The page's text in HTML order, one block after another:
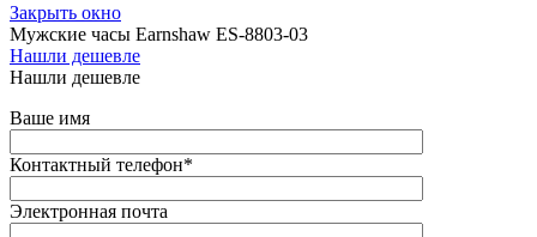
Закрыть окно
Мужские часы Earnshaw ES-8803-03
Нашли дешевле
Нашли дешевле
Ваше имя
Контактный телефон*
Электронная почта